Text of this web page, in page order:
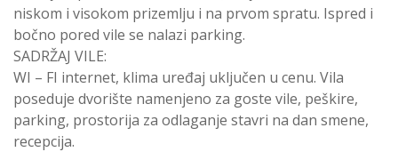
niskom i visokom prizemlju i na prvom spratu. Ispred i
bočno pored vile se nalazi parking.
SADRŽAJ VILE:
WI – FI internet, klima uređaj uključen u cenu. Vila
poseduje dvorište namenjeno za goste vile, peškire,
parking, prostorija za odlaganje stavri na dan smene,
recepcija.